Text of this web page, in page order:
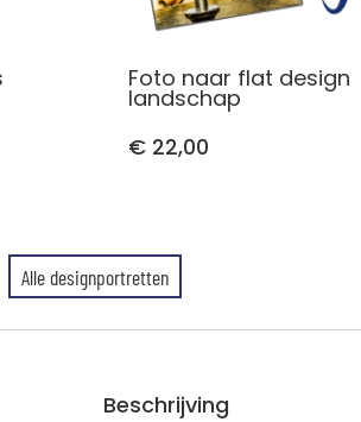
Foto naar flat design
landschap
€ 22,00
Alle designportretten
Beschrijving